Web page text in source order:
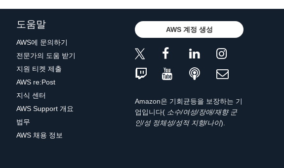
도움말
AWS에 문의하기
전문가의 도움 받기
지원 티켓 제출
AWS re:Post
지식 센터
AWS Support 개요
법무
AWS 채용 정보
AWS 계정 생성
Amazon은 기회균등을 보장하는 기
업입니다( 소수/여성/장애/재향 군
인/성 정체성/성적 지향/나이).